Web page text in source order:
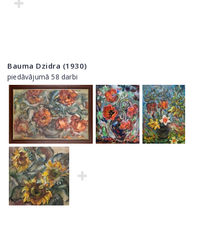
Bauma Dzidra (1930)
piedāvājumā 58 darbi